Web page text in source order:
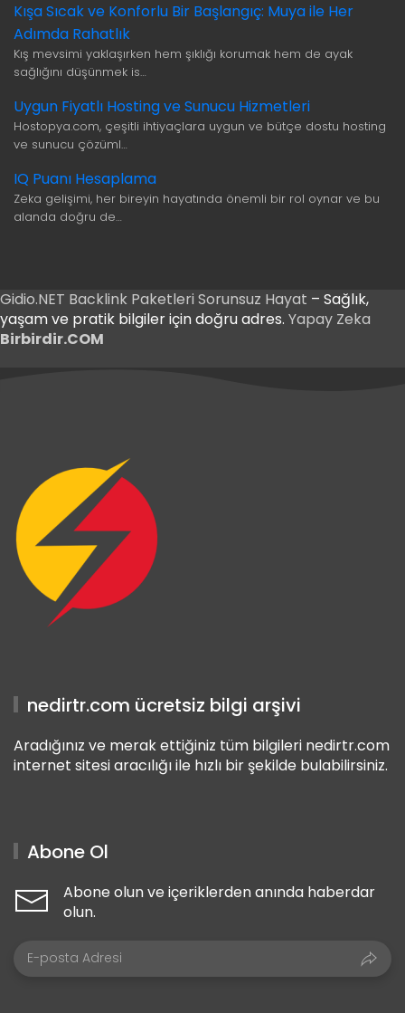
Kışa Sıcak ve Konforlu Bir Başlangıç: Muya ile Her
Adımda Rahatlık
Kış mevsimi yaklaşırken hem şıklığı korumak hem de ayak
sağlığını düşünmek is…
Uygun Fiyatlı Hosting ve Sunucu Hizmetleri
Hostopya.com, çeşitli ihtiyaçlara uygun ve bütçe dostu hosting
ve sunucu çözüml…
IQ Puanı Hesaplama
Zeka gelişimi, her bireyin hayatında önemli bir rol oynar ve bu
alanda doğru de…
Gidio.NET Backlink Paketleri Sorunsuz Hayat – Sağlık,
yaşam ve pratik bilgiler için doğru adres. Yapay Zeka
Birbirdir.COM
nedirtr.com ücretsiz bilgi arşivi
Aradığınız ve merak ettiğiniz tüm bilgileri nedirtr.com
internet sitesi aracılığı ile hızlı bir şekilde bulabilirsiniz.
Abone Ol
Abone olun ve içeriklerden anında haberdar
olun.